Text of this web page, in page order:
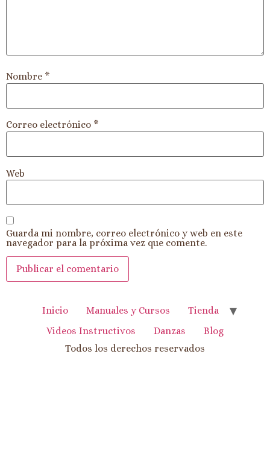
Nombre *
Correo electrónico *
Web
Guarda mi nombre, correo electrónico y web en este
navegador para la próxima vez que comente.
Inicio Manuales y Cursos
Tienda
Videos Instructivos
Danzas
Blog
Todos los derechos reservados